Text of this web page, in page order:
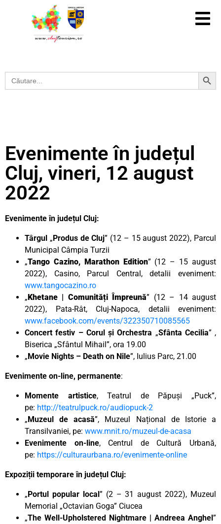
Search
for:
Search Button
Evenimente în județul
Cluj, vineri, 12 august
2022
Evenimente în județul Cluj:
Târgul „Produs de Cluj” (12 – 15 august 2022), Parcul
Municipal Câmpia Turzii
„Tango Cazino, Marathon Edition” (12 – 15 august
2022), Casino, Parcul Central, detalii eveniment:
www.tangocazino.ro
„Khetane | Comunități Împreună” (12 – 14 august
2022), Pata-Rât, Cluj-Napoca, detalii eveniment:
www.facebook.com/events/322350710085565
Concert festiv – Corul și Orchestra „Sfânta Cecilia” ,
Biserica „Sfântul Mihail”, ora 19.00
„Movie Nights – Death on Nile”, Iulius Parc, 21.00
Evenimente on-line, permanente:
Momente artistice, Teatrul de Păpuși „Puck”,
pe: http://teatrulpuck.ro/audiopuck-2
„Muzeul de acasă”, Muzeul Național de Istorie a
Transilvaniei, pe: www.mnit.ro/muzeul-de-acasa
Evenimente on-line, Centrul de Cultură Urbană,
pe: https://culturaurbana.ro/evenimente-online
Expoziții temporare în județul Cluj:
„Portul popular local” (2 – 31 august 2022), Muzeul
Memorial „Octavian Goga” Ciucea
„The Well-Upholstered Nightmare | Andreea Anghel”